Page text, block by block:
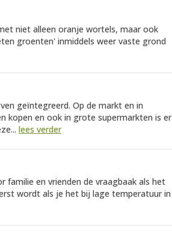
niet alleen oranje wortels, maar ook
groenten' inmiddels weer vaste grond
geïntegreerd. Op de markt en in
kopen en ook in grote supermarkten is er
lees verder
familie en vrienden de vraagbaak als het
wordt als je het bij lage temperatuur in